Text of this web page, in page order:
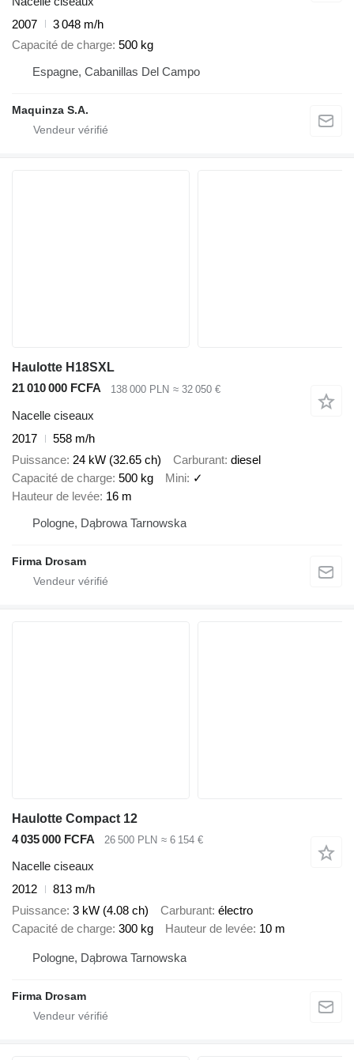
2007
3 048 m/h
Capacité de charge 500 kg
Espagne, Cabanillas Del Campo
Maquinza S.A.
Haulotte H18SXL
21 010 000 FCFA
138 000 PLN ≈ 32 050 €
Nacelle ciseaux
2017
558 m/h
Puissance 24 kW (32.65 ch) Carburant diesel
Capacité de charge 500 kg Mini ✓
Hauteur de levée 16 m
Pologne, Dąbrowa Tarnowska
Firma Drosam
Haulotte Compact 12
4 035 000 FCFA
26 500 PLN ≈ 6 154 €
Nacelle ciseaux
2012
813 m/h
Puissance 3 kW (4.08 ch) Carburant électro
Capacité de charge 300 kg Hauteur de levée 10 m
Pologne, Dąbrowa Tarnowska
Firma Drosam